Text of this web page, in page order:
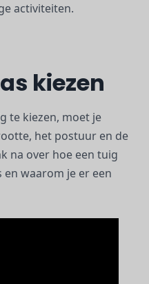
activiteiten.
kiezen
te kiezen, moet je
het postuur en de
na over hoe een tuig
waarom je er een